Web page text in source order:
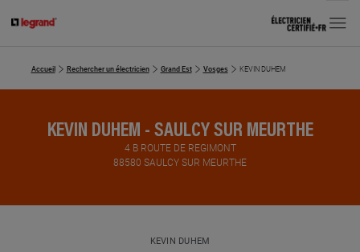
MENU
Accueil Rechercher un électricien Grand Est Vosges KEVIN DUHEM
KEVIN DUHEM - SAULCY SUR MEURTHE
4 B ROUTE DE REGIMONT
88580 SAULCY SUR MEURTHE
KEVIN DUHEM